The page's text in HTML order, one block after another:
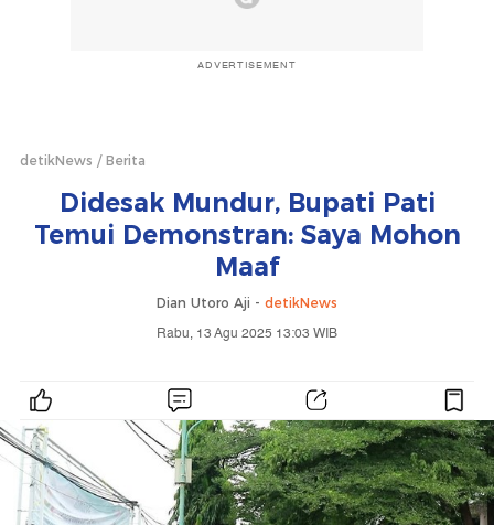
ADVERTISEMENT
detikNews Berita
Didesak Mundur, Bupati Pati
Temui Demonstran: Saya Mohon
Maaf
Dian Utoro Aji - detikNews
Rabu, 13 Agu 2025 13:03 WIB